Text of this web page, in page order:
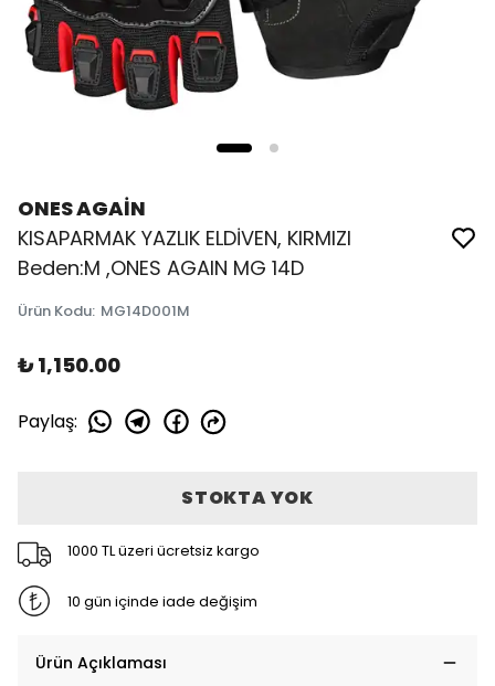
ONES AGAİN
KISAPARMAK YAZLIK ELDİVEN, KIRMIZI
Beden:M ,ONES AGAIN MG 14D
Ürün Kodu: MG14D001M
₺ 1,150.00
Paylaş:
STOKTA YOK
1000 TL üzeri ücretsiz kargo
10 gün içinde iade değişim
Ürün Açıklaması